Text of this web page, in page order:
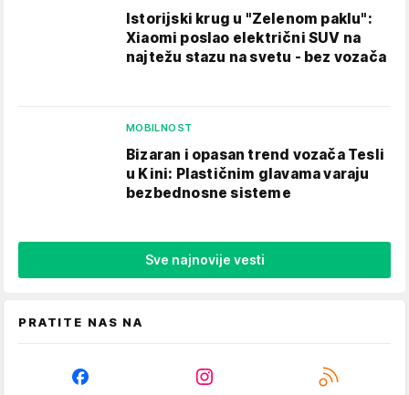
Istorijski krug u "Zelenom paklu":
Xiaomi poslao električni SUV na
najtežu stazu na svetu - bez vozača
MOBILNOST
Bizaran i opasan trend vozača Tesli
u Kini: Plastičnim glavama varaju
bezbednosne sisteme
Sve najnovije vesti
PRATITE NAS NA